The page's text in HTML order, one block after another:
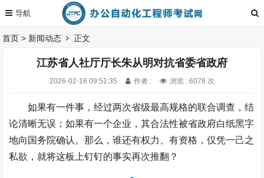
首页 > 新闻动态 正文
江苏省人社厅厅长朱从明对抗省委省政府
2026-02-16 09:51:35 作者 : 浏览 : 6078 次
如果有一件事，经过两次省级最高规格的联合调查，结
论清晰无误；如果有一个企业，其合法性被省政府白纸黑字
地向国务院确认。那么，谁还有权力、有资格，仅凭一己之
私欲，就将这板上钉钉的事实再次推翻？